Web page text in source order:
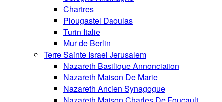
Chartres
Plougastel Daoulas
Turin Italie
Mur de Berlin
Terre Sainte Israel Jerusalem
Nazareth Basilique Annonciation
Nazareth Maison De Marie
Nazareth Ancien Synagogue